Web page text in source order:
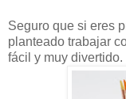
Seguro que si eres
planteado trabajar
fácil y muy divertido.